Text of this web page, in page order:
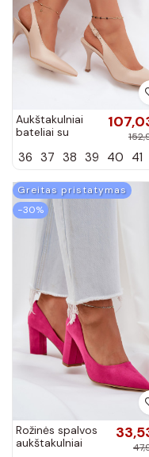
Aukštakulniai
bateliai su
Zazoo 1127
36 37 38 39 40 41
Greitas pristatymas
−30%
Rožinės spalvos
aukštakulniai